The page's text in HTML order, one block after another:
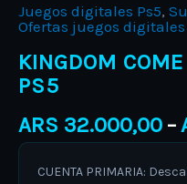
Juegos digitales Ps5,
Ofertas juegos digitales
KINGDOM
PS5
ARS 32.000,00 –
CUENTA PRIMARIA: